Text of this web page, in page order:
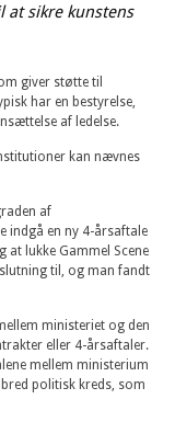
sikre kunstens
giver støtte til
har en bestyrelse,
af ledelse.
kan nævnes
af
indgå en ny 4-årsaftale
at lukke Gammel Scene
til, og man fandt
ministeriet og den
eller 4-årsaftaler.
mellem ministerium
politisk kreds, som